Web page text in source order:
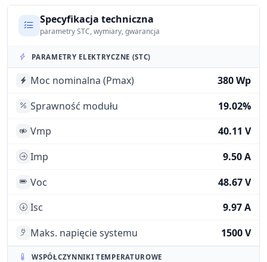
Specyfikacja techniczna
parametry STC, wymiary, gwarancja
PARAMETRY ELEKTRYCZNE (STC)
Moc nominalna (Pmax)
380 Wp
Sprawność modułu
19.02%
Vmp
40.11 V
Imp
9.50 A
Voc
48.67 V
Isc
9.97 A
Maks. napięcie systemu
1500 V
WSPÓŁCZYNNIKI TEMPERATUROWE